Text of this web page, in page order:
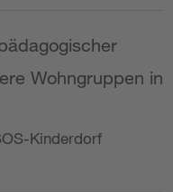
Wohngruppen in
Kinderdorf